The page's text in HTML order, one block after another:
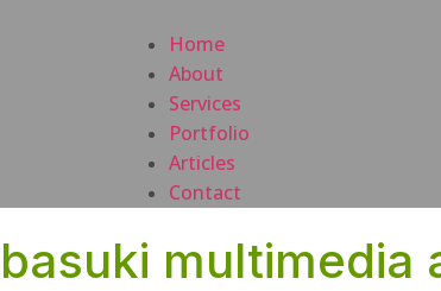
Home
About
Services
Portfolio
Articles
Contact
basuki multimedia